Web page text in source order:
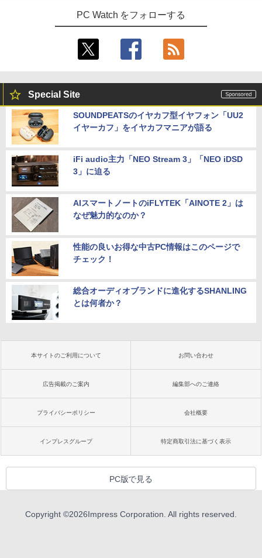
PC Watch をフォローする
Special Site
SOUNDPEATSのイヤカフ型イヤフォン「UU2
イヤーカフ」をイヤカフマニアが語る
iFi audio主力「NEO Stream 3」「NEO iDSD
3」に迫る
AIスマートノートのiFLYTEK「AINOTE 2」は
なぜ魅力的なのか？
性能の良いお得な中古PC情報はこのページで
チェック！
総合オーディオブランドに進化するSHANLING
とは何者か？
本サイトのご利用について お問い合わせ
広告掲載のご案内 編集部へのご連絡
プライバシーポリシー 会社概要
インプレスグループ 特定商取引法に基づく表示
PC版で見る
Copyright ©2026Impress Corporation. All rights reserved.